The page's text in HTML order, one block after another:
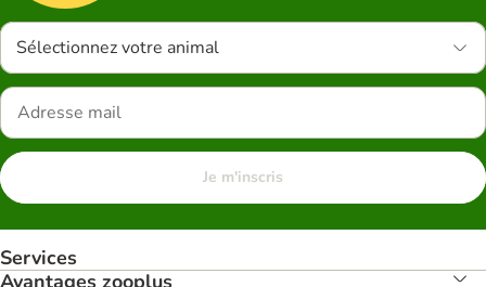
Sélectionnez votre animal
Je m'inscris
Services
Avantages zooplus